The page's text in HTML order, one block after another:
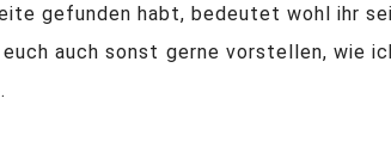
gefunden habt, bedeutet wohl ihr
auch sonst gerne vorstellen, wie